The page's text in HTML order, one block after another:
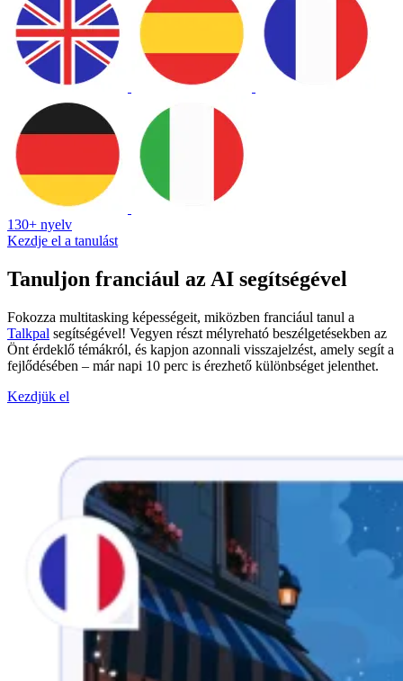
130+ nyelv
Kezdje el a tanulást
Tanuljon franciául az AI segítségével
Fokozza multitasking képességeit, miközben franciául tanul a
Talkpal segítségével! Vegyen részt mélyreható beszélgetésekben az
Önt érdeklő témákról, és kapjon azonnali visszajelzést, amely segít a
fejlődésében – már napi 10 perc is érezhető különbséget jelenthet.
Kezdjük el